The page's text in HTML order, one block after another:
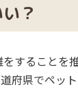
？
することを
府県でペッ